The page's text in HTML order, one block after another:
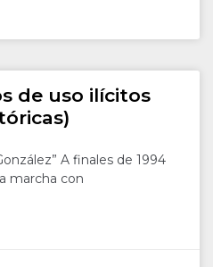
de uso ilícitos
A finales de 1994
marcha con